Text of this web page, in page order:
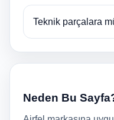
Teknik parçalara
Neden Bu